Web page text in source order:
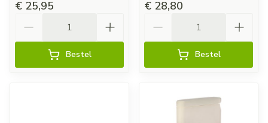
€ 25,95
Bestel
€ 28,80
Bestel